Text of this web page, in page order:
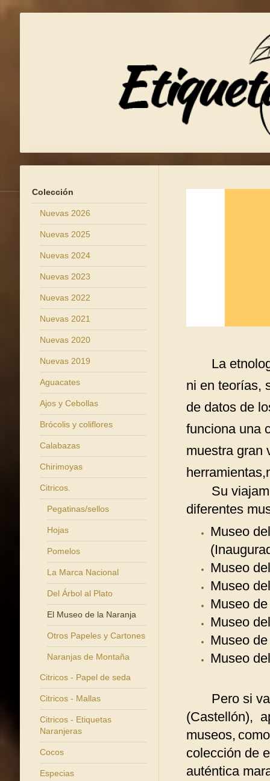
Colección
Nuevas 2026
Nuevas 2025
Nuevas 2024
Nuevas 2023
Nuevas 2022
Nuevas 2021
Nuevas 2020
Nuevas 2019
Aguacates
Ajos y Cebollas
Brócolis y coliflores
Calabazas
Chirimoyas
Citricos.
Pegatinas/sellos
Hojas
Pomelos
La Marca Nacional
Del Árbol al Plato
El Museo de la Naranja
Otros Papeles y Cartones
Naranjas de Montaña
Citricos - Papel de seda
Citricos - Mallas
Citricos - Etiquetas
Naranjeras
Cocos
Especias
La
ni en teorías,
de datos de
funciona una
muestra gran
Su
diferentes
Museo
Museo
Museo
Museo
Museo
Museo
Museo
Pero si
(Castellón),
museos,
colección de
auténtica